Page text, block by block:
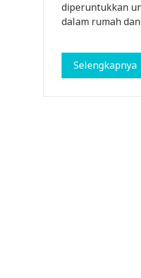
diperuntukkan
dalam rumah
Selengkapnya